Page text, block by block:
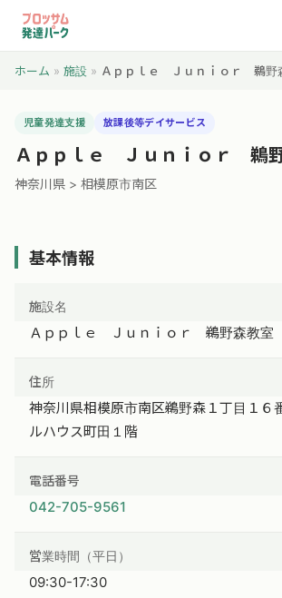
ホーム » 施設 » Ａｐｐｌｅ Ｊｕｎｉｏｒ 鵜野
児童発達支援 放課後等デイサービス
Ａｐｐｌｅ Ｊｕｎｉｏｒ 鵜
神奈川県 > 相模原市南区
基本情報
施設名
Ａｐｐｌｅ Ｊｕｎｉｏｒ 鵜野森教室
住所
神奈川県相模原市南区鵜野森１丁目１６
ルハウス町田１階
電話番号
042-705-9561
営業時間（平日）
09:30-17:30